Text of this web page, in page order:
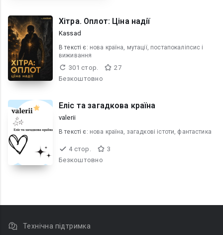
Хітра. Оплот: Ціна надії
Kassad
В текcті є: нова країна, мутації, постапокаліпсис і
виживання
301 стор.
27
Безкоштовно
Еліс та загадкова країна
valerii
В текcті є: нова країна, загадкові істоти, фантастика
4 стор.
3
Безкоштовно
Технічна підтримка